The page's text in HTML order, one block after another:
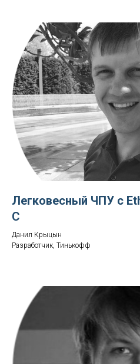
Легковесный ЧПУ с
С
Данил Крыцын
Разработчик, Тинькофф